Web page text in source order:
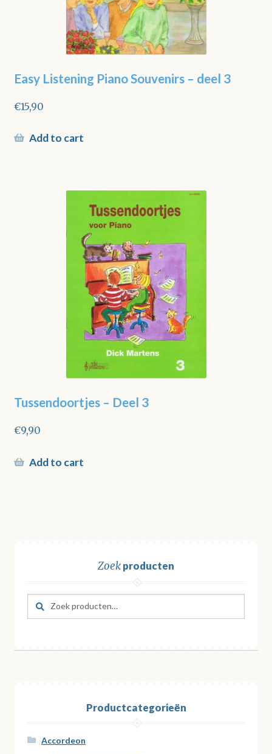
Easy Listening Piano Souvenirs – deel 3
€15,90
Add to cart
Tussendoortjes – Deel 3
€9,90
Add to cart
Zoekproducten
Zoeken
naar:
Zoeken
Productcategorieën
Accordeon